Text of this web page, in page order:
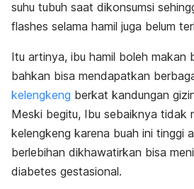
suhu tubuh saat dikonsumsi
flashes selama hamil juga belum
Itu artinya, ibu hamil boleh makan
bahkan bisa mendapatkan
kelengkeng berkat kandungan
Meski begitu, Ibu sebaiknya tidak
kelengkeng karena buah ini tinggi
berlebihan dikhawatirkan bisa
diabetes gestasional.